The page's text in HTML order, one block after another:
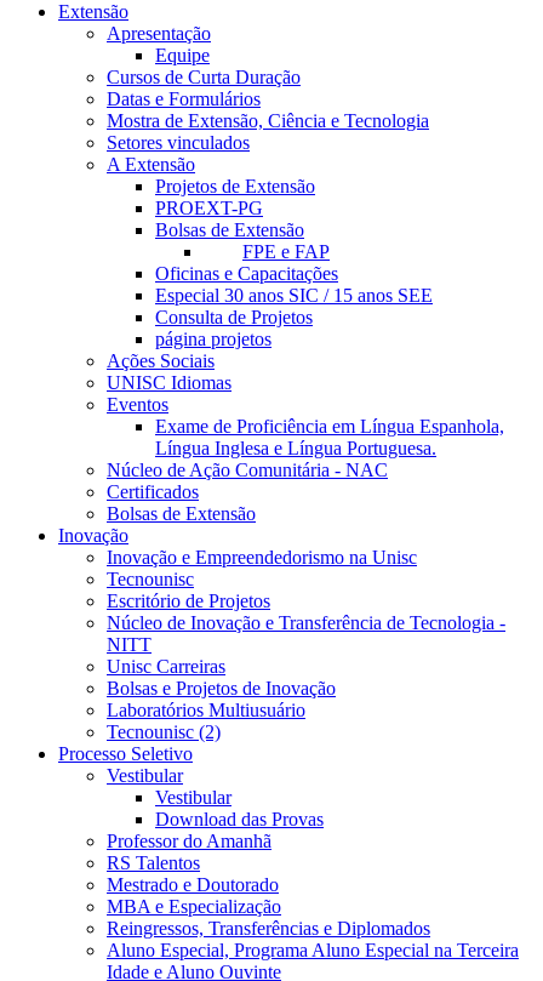
Extensão
Apresentação
Equipe
Cursos de Curta Duração
Datas e Formulários
Mostra de Extensão, Ciência e Tecnologia
Setores vinculados
A Extensão
Projetos de Extensão
PROEXT-PG
Bolsas de Extensão
FPE e FAP
Oficinas e Capacitações
Especial 30 anos SIC / 15 anos SEE
Consulta de Projetos
página projetos
Ações Sociais
UNISC Idiomas
Eventos
Exame de Proficiência em Língua Espanhola,
Língua Inglesa e Língua Portuguesa.
Núcleo de Ação Comunitária - NAC
Certificados
Bolsas de Extensão
Inovação
Inovação e Empreendedorismo na Unisc
Tecnounisc
Escritório de Projetos
Núcleo de Inovação e Transferência de Tecnologia -
NITT
Unisc Carreiras
Bolsas e Projetos de Inovação
Laboratórios Multiusuário
Tecnounisc (2)
Processo Seletivo
Vestibular
Vestibular
Download das Provas
Professor do Amanhã
RS Talentos
Mestrado e Doutorado
MBA e Especialização
Reingressos, Transferências e Diplomados
Aluno Especial, Programa Aluno Especial na Terceira
Idade e Aluno Ouvinte